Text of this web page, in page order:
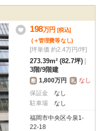
198万円 [税込]
(＋管理費等なし)
[坪単価 約2.4万円/坪]
273.39m² (82.7坪)
3階/9階建
敷 1,800万円 礼 なし
保証金
なし
駐車場
なし
福岡市中央区今泉1-
22-18